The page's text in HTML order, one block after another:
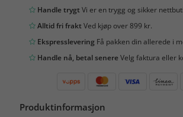
Handle trygtVi er en trygg og sikker
Alltid fri fraktVed kjøp over 899 kr.
Ekspresslevering Få pakken din allerede i
Handle nå, betal senereVelg faktura eller
Produktinformasjon